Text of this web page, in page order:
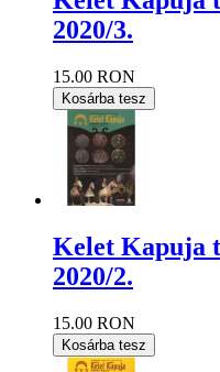
2020/3.
15.00 RON
Kosárba tesz
Kelet Kapuja
2020/2.
15.00 RON
Kosárba tesz